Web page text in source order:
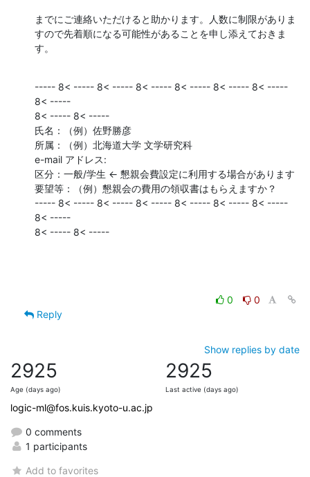
までにご連絡いただけると助かります。人数に制限がありま
すので先着順になる可能性があることを申し添えておきま
す。
----- 8< ----- 8< ----- 8< ----- 8< ----- 8< ----- 8< -----
8< -----
8< ----- 8< -----
氏名：（例）佐野勝彦
所属：（例）北海道大学 文学研究科
e-mail アドレス:
区分：一般/学生 ← 懇親会費設定に利用する場合があります
要望等：（例）懇親会の費用の領収書はもらえますか？
----- 8< ----- 8< ----- 8< ----- 8< ----- 8< ----- 8< -----
8< -----
8< ----- 8< -----
0
0
Reply
Show replies by date
2925
Age (days ago)
2925
Last active (days ago)
logic-ml@fos.kuis.kyoto-u.ac.jp
0 comments
1 participants
Add to favorites